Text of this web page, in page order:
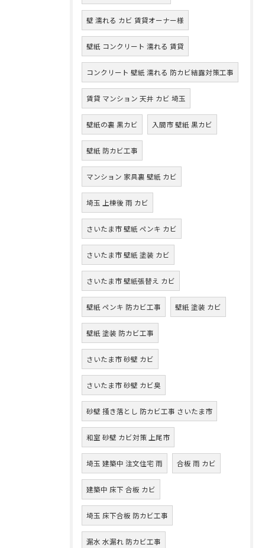
壁 濡れる カビ 賃貸オーナー様
壁紙 コンクリート 濡れる 賃貸
コンクリート 壁紙 濡れる 防カビ結露対策工事
賃貸 マンション 天井 カビ 埼玉
壁紙の裏 黒カビ 入間市 壁紙 黒カビ
壁紙 防カビ工事
マンション 家具裏 壁紙 カビ
埼玉 上棟後 雨 カビ
さいたま市 壁紙 ペンキ カビ
さいたま市 壁紙 塗装 カビ
さいたま市 壁紙張替え カビ
壁紙 ペンキ 防カビ工事 壁紙 塗装 カビ
壁紙 塗装 防カビ工事
さいたま市 砂壁 カビ
さいたま市 砂壁 カビ臭
砂壁 掻き落とし 防カビ工事 さいたま市
和室 砂壁 カビ対策 上尾市
埼玉 建築中 注文住宅 雨 合板 雨 カビ
建築中 床下 合板 カビ
埼玉 床下合板 防カビ工事
漏水 水漏れ 防カビ工事